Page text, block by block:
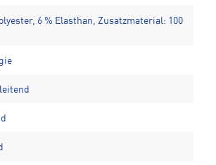
6 % Elasthan, Zusatzmaterial: 100